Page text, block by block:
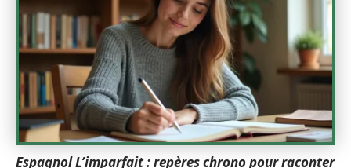
Espagnol L’imparfait : repères chrono pour raconter